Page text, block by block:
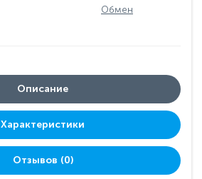
Обмен
Описание
Характеристики
Отзывов (0)